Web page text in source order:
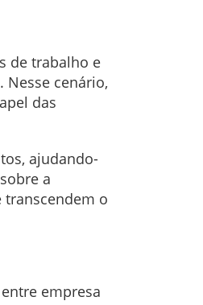
de trabalho e
Nesse cenário,
das
ajudando-
a
o
empresa